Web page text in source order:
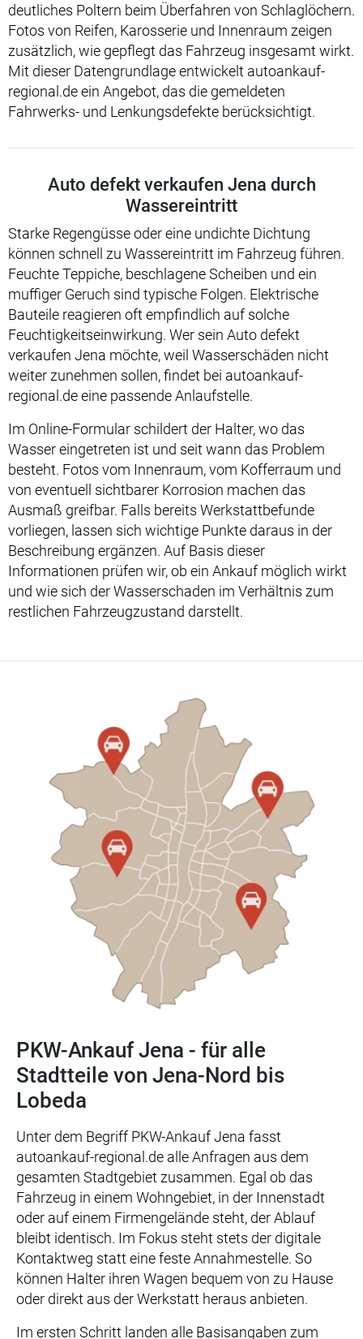
deutliches Poltern beim Überfahren von Schlaglöchern.
Fotos von Reifen, Karosserie und Innenraum zeigen
zusätzlich, wie gepflegt das Fahrzeug insgesamt wirkt.
Mit dieser Datengrundlage entwickelt autoankauf-
regional.de ein Angebot, das die gemeldeten
Fahrwerks- und Lenkungsdefekte berücksichtigt.
Auto defekt verkaufen Jena durch
Wassereintritt
Starke Regengüsse oder eine undichte Dichtung
können schnell zu Wassereintritt im Fahrzeug führen.
Feuchte Teppiche, beschlagene Scheiben und ein
muffiger Geruch sind typische Folgen. Elektrische
Bauteile reagieren oft empfindlich auf solche
Feuchtigkeitseinwirkung. Wer sein Auto defekt
verkaufen Jena möchte, weil Wasserschäden nicht
weiter zunehmen sollen, findet bei autoankauf-
regional.de eine passende Anlaufstelle.
Im Online-Formular schildert der Halter, wo das
Wasser eingetreten ist und seit wann das Problem
besteht. Fotos vom Innenraum, vom Kofferraum und
von eventuell sichtbarer Korrosion machen das
Ausmaß greifbar. Falls bereits Werkstattbefunde
vorliegen, lassen sich wichtige Punkte daraus in der
Beschreibung ergänzen. Auf Basis dieser
Informationen prüfen wir, ob ein Ankauf möglich wirkt
und wie sich der Wasserschaden im Verhältnis zum
restlichen Fahrzeugzustand darstellt.
PKW-Ankauf Jena - für alle
Stadtteile von Jena-Nord bis
Lobeda
Unter dem Begriff PKW-Ankauf Jena fasst
autoankauf-regional.de alle Anfragen aus dem
gesamten Stadtgebiet zusammen. Egal ob das
Fahrzeug in einem Wohngebiet, in der Innenstadt
oder auf einem Firmengelände steht, der Ablauf
bleibt identisch. Im Fokus steht stets der digitale
Kontaktweg statt eine feste Annahmestelle. So
können Halter ihren Wagen bequem von zu Hause
oder direkt aus der Werkstatt heraus anbieten.
Im ersten Schritt landen alle Basisangaben zum